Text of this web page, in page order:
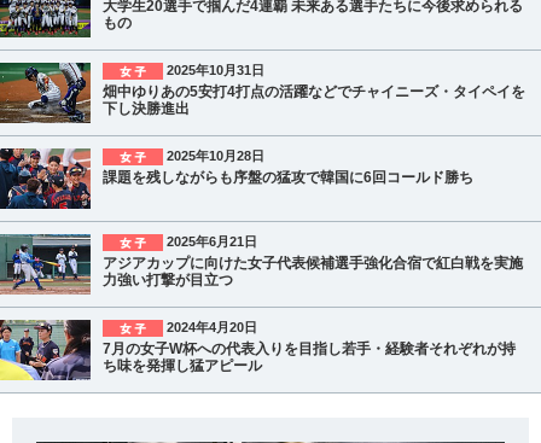
大学生20選手で掴んだ4連覇 未来ある選手たちに今後求められる
もの
2025年10月31日
畑中ゆりあの5安打4打点の活躍などでチャイニーズ・タイペイを
下し決勝進出
2025年10月28日
課題を残しながらも序盤の猛攻で韓国に6回コールド勝ち
2025年6月21日
アジアカップに向けた女子代表候補選手強化合宿で紅白戦を実施
力強い打撃が目立つ
2024年4月20日
7月の女子W杯への代表入りを目指し若手・経験者それぞれが持
ち味を発揮し猛アピール